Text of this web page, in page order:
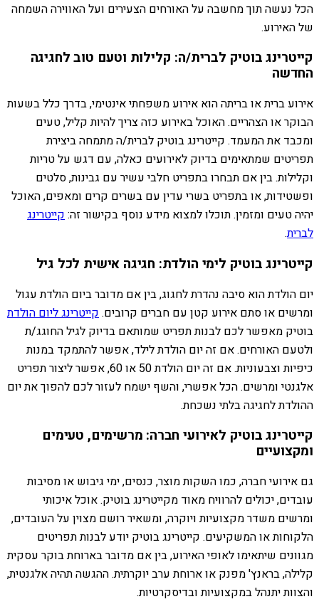
הכל נעשה תוך מחשבה על האורחים הצעירים ועל האווירה השמחה
של האירוע.
קייטרינג בוטיק לברית/ה: קלילות וטעם טוב לחגיגה
החדשה
אירוע ברית או בריתה הוא אירוע משפחתי אינטימי, בדרך כלל בשעות
הבוקר או הצהריים. האוכל באירוע כזה צריך להיות קליל, טעים
ומכבד את המעמד. קייטרינג בוטיק לברית/ה מתמחה ביצירת
תפריטים שמתאימים בדיוק לאירועים כאלה, עם דגש על טריות
וקלילות. בין אם תבחרו בתפריט חלבי עשיר עם גבינות, סלטים
ופשטידות, או בתפריט בשרי עדין עם בשרים קרים ומאפים, האוכל
יהיה טעים ומזמין. תוכלו למצוא מידע נוסף בקישור זה:קייטרינג
לברית.
קייטרינג בוטיק לימי הולדת: חגיגה אישית לכל גיל
יום הולדת הוא סיבה נהדרת לחגוג, בין אם מדובר ביום הולדת עגול
ומרשים או סתם אירוע קטן עם חברים קרובים. קייטרינג ליום הולדת
בוטיק מאפשר לכם לבנות תפריט שמותאם בדיוק לגיל החוגג/ת
ולטעם האורחים. אם זה יום הולדת לילד, אפשר להתמקד במנות
כיפיות וצבעוניות. אם זה יום הולדת 50 או 60, אפשר ליצור תפריט
אלגנטי ומרשים. הכל אפשרי, והשף ישמח לעזור לכם להפוך את יום
ההולדת לחגיגה בלתי נשכחת.
קייטרינג בוטיק לאירועי חברה: מרשימים, טעימים
ומקצועיים
גם אירועי חברה, כמו השקות מוצר, כנסים, ימי גיבוש או מסיבות
עובדים, יכולים להרוויח מאוד מקייטרינג בוטיק. אוכל איכותי
ומרשים משדר מקצועיות ויוקרה, ומשאיר רושם מצוין על העובדים,
הלקוחות או המשקיעים. קייטרינג בוטיק יודע לבנות תפריטים
מגוונים שיתאימו לאופי האירוע, בין אם מדובר בארוחת בוקר עסקית
קלילה, בראנץ' מפנק או ארוחת ערב יוקרתית. ההגשה תהיה אלגנטית,
והצוות יתנהל במקצועיות ובדיסקרטיות.